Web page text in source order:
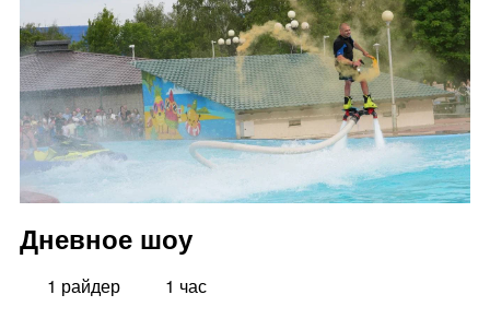
Дневное шоу
1 райдер 1 час